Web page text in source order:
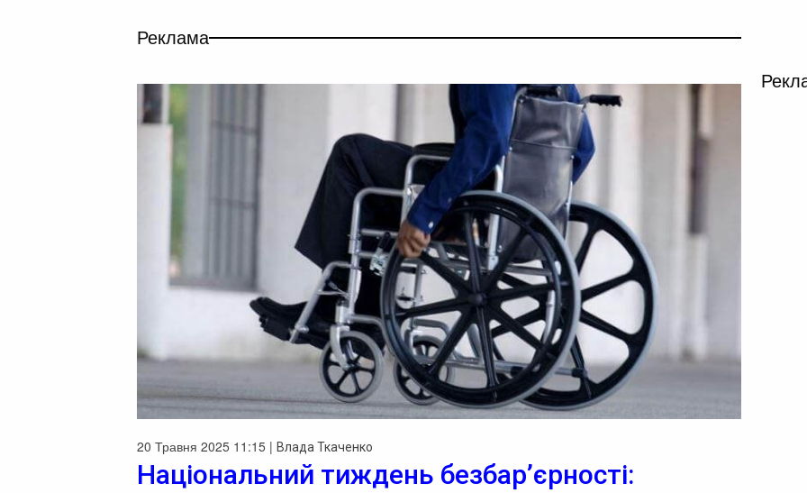
Реклама
20 Травня 2025 11:15 | Влада Ткаченко
Національний тиждень безбар’єрності: